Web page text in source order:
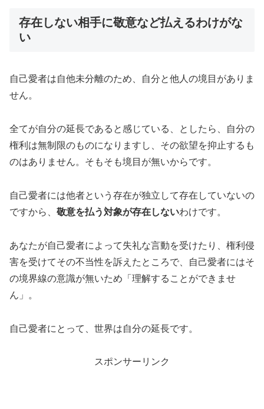
存在しない相手に敬意など払えるわけがな
い
自己愛者は自他未分離のため、自分と他人の境目がありま
せん。
全てが自分の延長であると感じている、としたら、自分の
権利は無制限のものになりますし、その欲望を抑止するも
のはありません。そもそも境目が無いからです。
自己愛者には他者という存在が独立して存在していないの
ですから、 敬意を払う対象が存在しないわけです。
あなたが自己愛者によって失礼な言動を受けたり、権利侵
害を受けてその不当性を訴えたところで、自己愛者にはそ
の境界線の意識が無いため「理解することができませ
ん」。
自己愛者にとって、世界は自分の延長です。
スポンサーリンク